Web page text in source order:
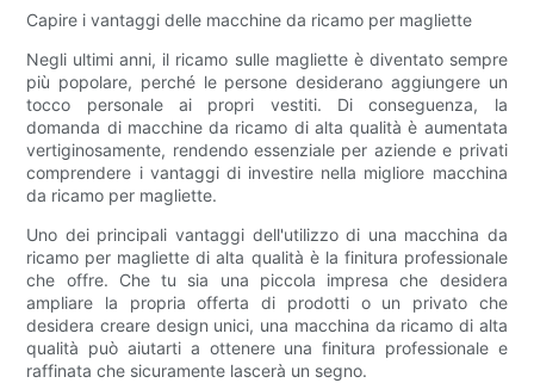
Capire i vantaggi delle macchine da ricamo per magliette
Negli ultimi anni, il ricamo sulle magliette è diventato sempre
più popolare, perché le persone desiderano aggiungere un
tocco personale ai propri vestiti. Di conseguenza, la
domanda di macchine da ricamo di alta qualità è aumentata
vertiginosamente, rendendo essenziale per aziende e privati
comprendere i vantaggi di investire nella migliore macchina
da ricamo per magliette.
Uno dei principali vantaggi dell'utilizzo di una macchina da
ricamo per magliette di alta qualità è la finitura professionale
che offre. Che tu sia una piccola impresa che desidera
ampliare la propria offerta di prodotti o un privato che
desidera creare design unici, una macchina da ricamo di alta
qualità può aiutarti a ottenere una finitura professionale e
raffinata che sicuramente lascerà un segno.